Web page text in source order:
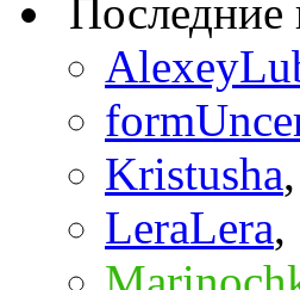
Последние
Kristusha,
LeraLera,